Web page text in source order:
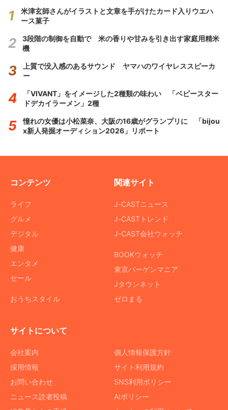
米津玄師さんがイラストと文章を手がけたカード入りウエハ
ース菓子
3段階の制御を自動で 米の香りや甘みを引き出す家庭用精米
機
上質で没入感のあるサウンド ヤマハのワイヤレススピーカ
ー
「VIVANT」をイメージした2種類の味わい 「ベビースター
ドデカイラーメン」2種
憧れの女優は小松菜奈、大阪の16歳がグランプリに 「bijou
x新人発掘オーディション2026」リポート
コンテンツ
ライフ
グルメ
デジタル
健康
エンタメ
セール
おうちスタイル
関連サイト
J-CASTニュース
J-CASTトレンド
J-CAST会社ウォッチ
BOOKウォッチ
東京バーゲンマニア
Jタウンネット
ゼロまる
サイトについて
会社案内
採用情報
お問い合わせ
ニュース読者投稿
個人情報保護方針
サイト利用規約
SNS利用ポリシー
AIポリシー